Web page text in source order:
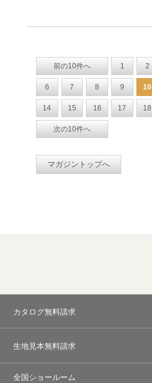
前の10件へ 1 2
6 7 8 9 10
14 15 16 17 18
次の10件へ
マガジントップへ
カタログ無料請求
生地見本無料請求
全国ショールーム